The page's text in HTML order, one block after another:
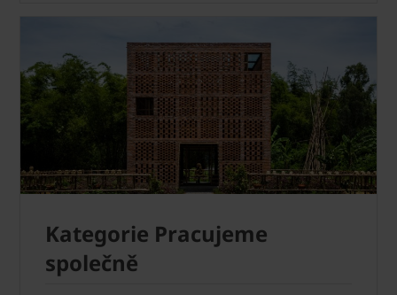
Kategorie Pracujeme
společně